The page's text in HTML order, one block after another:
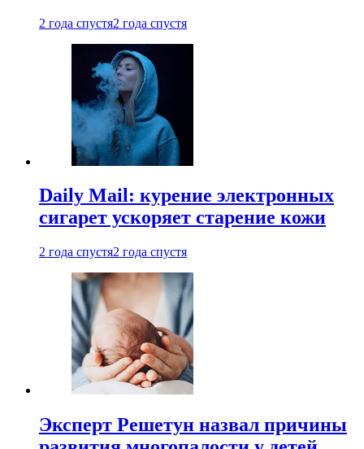
2 года спустя2 года спустя
Daily Mail: курение электронных
сигарет ускоряет старение кожи
2 года спустя2 года спустя
Эксперт Решетун назвал причины